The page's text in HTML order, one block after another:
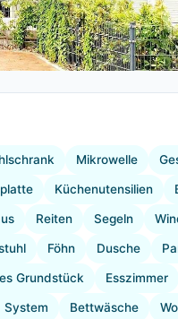
Mikrowelle
Küchenutensilien
Reiten Segeln
Föhn Dusche
Grundstück Esszimmer
System Bettwäsche